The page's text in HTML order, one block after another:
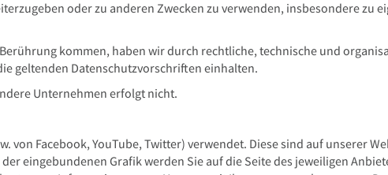
oder zu anderen Zwecken zu verwenden, insbesondere zu
kommen, haben wir durch rechtliche, technische und
geltenden Datenschutzvorschriften einhalten.
Unternehmen erfolgt nicht.
von Facebook, YouTube, Twitter) verwendet. Diese sind auf unserer
eingebundenen Grafik werden Sie auf die Seite des jeweiligen